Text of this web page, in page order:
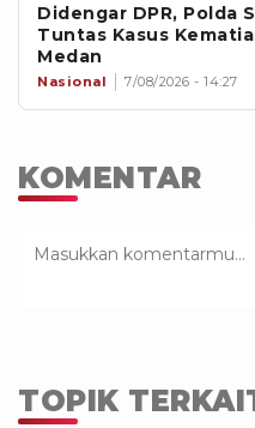
Didengar DPR, Polda
Tuntas Kasus
Medan
Nasional 7/08/2026 - 14:27
KOMENTAR
TOPIK